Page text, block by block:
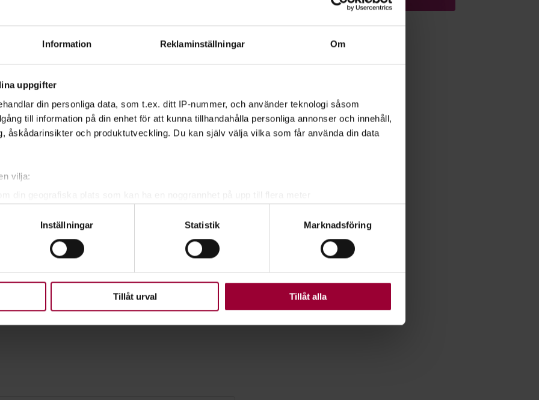
Information Reklaminställningar Om
uppgifter
din personliga data, som t.ex. ditt IP-nummer, och använder teknologi såsom
till information på din enhet för att kunna tillhandahålla personliga annonser och innehåll,
åskådarinsikter och produktutveckling. Du kan själv välja vilka som får använda din data
vilja:
din geografiska plats som kan ha en noggrannhet på upp till flera meter
uppgifter behandlas och ställ in dina preferenser i
detaljsektionen . Du kan ändra
när som helst från cookie-förklaringen.
som möjligt använder vi kakor (cookies) på vår webbplats. Vissa kakor är
Inställningar Statistik Marknadsföring
Tillåt urval Tillåt alla
Observera att det är tiderna nedan som
på Studiefrämjandet (från 1 augusti)
Studiefrämjandet Uppsala
Uppsala handikappidrott. Den